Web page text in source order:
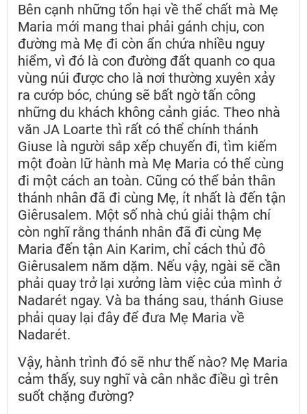
Bên cạnh những tổn hại về thể chất mà Mẹ
Maria mới mang thai phải gánh chịu, con
đường mà Mẹ đi còn ẩn chứa nhiều nguy
hiểm, vì đó là con đường đất quanh co qua
vùng núi được cho là nơi thường xuyên xảy
ra cướp bóc, chúng sẽ bất ngờ tấn công
những du khách không cảnh giác. Theo nhà
văn JA Loarte thì rất có thể chính thánh
Giuse là người sắp xếp chuyến đi, tìm kiếm
một đoàn lữ hành mà Mẹ Maria có thể cùng
đi một cách an toàn. Cũng có thể bản thân
thánh nhân đã đi cùng Mẹ, ít nhất là đến tận
Giêrusalem. Một số nhà chú giải thậm chí
còn nghĩ rằng thánh nhân đã đi cùng Mẹ
Maria đến tận Ain Karim, chỉ cách thủ đô
Giêrusalem năm dặm. Nếu vậy, ngài sẽ cần
phải quay trở lại xưởng làm việc của mình ở
Nadarét ngay. Và ba tháng sau, thánh Giuse
phải quay lại đây để đưa Mẹ Maria về
Nadarét.
Vậy, hành trình đó sẽ như thế nào? Mẹ Maria
cảm thấy, suy nghĩ và cân nhắc điều gì trên
suốt chặng đường?